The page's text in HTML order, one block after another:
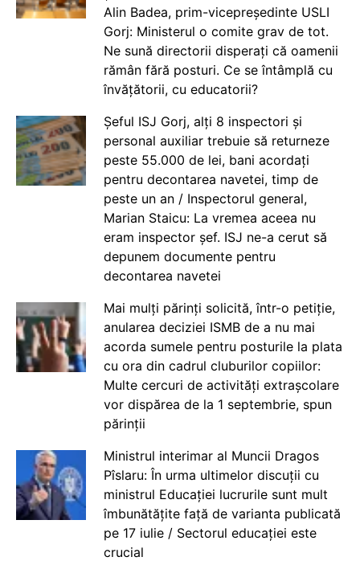
Alin Badea, prim-vicepreședinte USLI
Gorj: Ministerul o comite grav de tot.
Ne sună directorii disperați că oamenii
rămân fără posturi. Ce se întâmplă cu
învățătorii, cu educatorii?
Șeful ISJ Gorj, alți 8 inspectori și
personal auxiliar trebuie să returneze
peste 55.000 de lei, bani acordați
pentru decontarea navetei, timp de
peste un an / Inspectorul general,
Marian Staicu: La vremea aceea nu
eram inspector șef. ISJ ne-a cerut să
depunem documente pentru
decontarea navetei
Mai mulți părinți solicită, într-o petiție,
anularea deciziei ISMB de a nu mai
acorda sumele pentru posturile la plata
cu ora din cadrul cluburilor copiilor:
Multe cercuri de activități extrașcolare
vor dispărea de la 1 septembrie, spun
părinții
Ministrul interimar al Muncii Dragos
Pîslaru: În urma ultimelor discuții cu
ministrul Educației lucrurile sunt mult
îmbunătățite față de varianta publicată
pe 17 iulie / Sectorul educației este
crucial